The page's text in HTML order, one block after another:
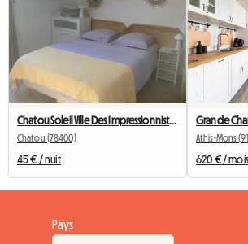
Chatou Soleil Ville Des Impressionnistes
Chatou (78400)
45 € / nuit
Athis-Mons
620 € / mois
Pays